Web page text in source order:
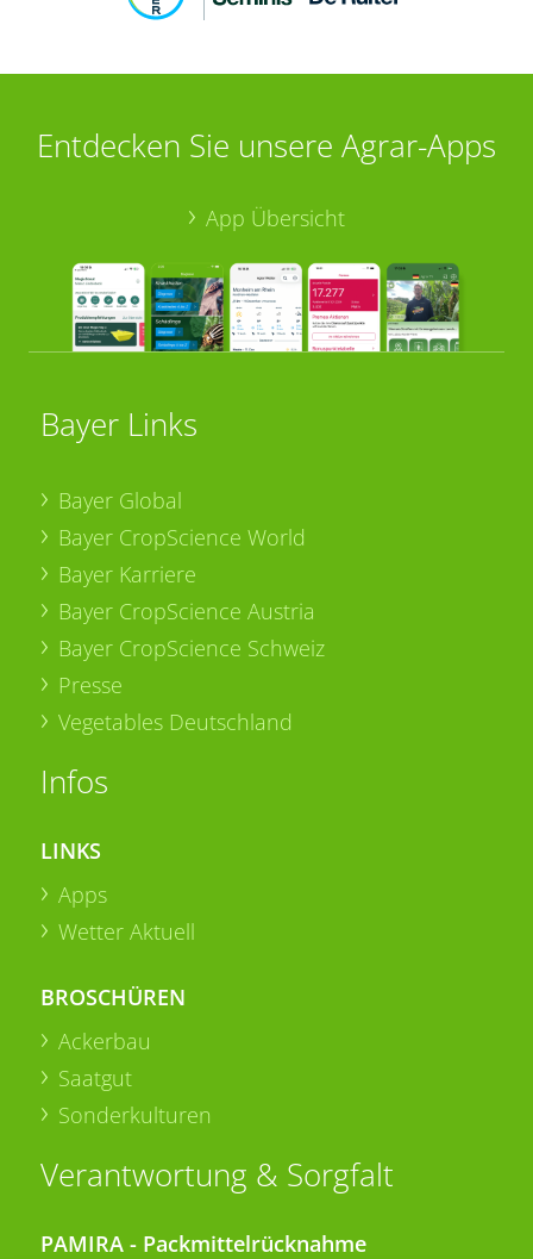
Entdecken Sie unsere Agrar-Apps
App Übersicht
Bayer Links
Bayer Global
Bayer CropScience World
Bayer Karriere
Bayer CropScience Austria
Bayer CropScience Schweiz
Presse
Vegetables Deutschland
Infos
LINKS
Apps
Wetter Aktuell
BROSCHÜREN
Ackerbau
Saatgut
Sonderkulturen
Verantwortung & Sorgfalt
PAMIRA - Packmittelrücknahme